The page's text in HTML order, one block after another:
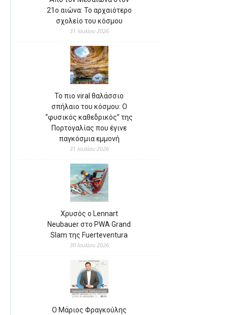
21ο αιώνα: Το αρχαιότερο
σχολείο του κόσμου
31 Ιουλίου 2026
Το πιο viral θαλάσσιο
σπήλαιο του κόσμου: Ο
“φυσικός καθεδρικός” της
Πορτογαλίας που έγινε
παγκόσμια εμμονή
31 Ιουλίου 2026
Χρυσός ο Lennart
Neubauer στο PWA Grand
Slam της Fuerteventura
30 Ιουλίου 2026
Ο Μάριος Φραγκούλης